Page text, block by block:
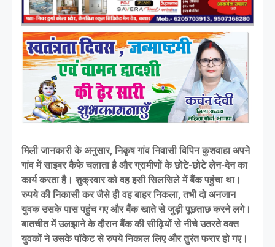
मिली जानकारी के अनुसार, निकृष गांव निवासी विपिन कुशवाहा अपने
गांव में साइबर कैफे चलाता है और ग्रामीणों के छोटे-छोटे लेन-देन का
कार्य करता है। शुक्रवार को वह इसी सिलसिले में बैंक पहुंचा था।
रुपये की निकासी कर जैसे ही वह बाहर निकला, तभी दो अनजान
युवक उसके पास पहुंच गए और बैंक खाते से जुड़ी पूछताछ करने लगे।
बातचीत में उलझाने के दौरान बैंक की सीढ़ियों से नीचे उतरते वक्त
युवकों ने उसके पॉकेट से रुपये निकाल लिए और तुरंत फरार हो गए।